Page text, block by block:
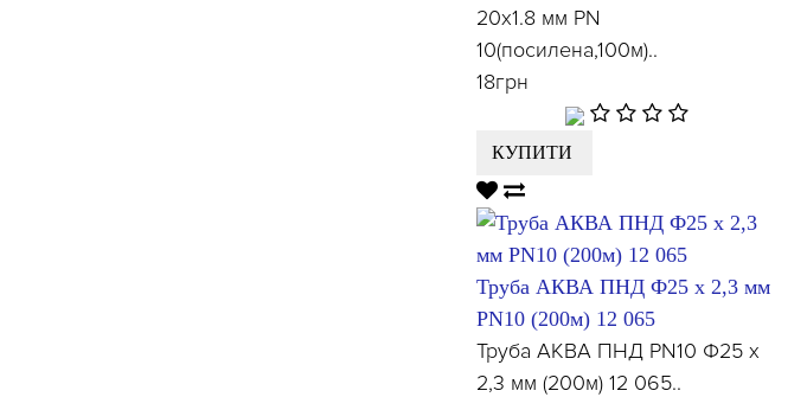
20x1.8 мм PN
10(посилена,100м)..
18грн
КУПИТИ
Труба АКВА ПНД Ф25 х 2,3 мм
PN10 (200м) 12 065
Труба АКВА ПНД PN10 Ф25 х
2,3 мм (200м) 12 065..